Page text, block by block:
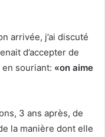
arrivée, j’ai discuté
d’accepter de
en souriant: «on aime
3 ans après, de
la manière dont elle